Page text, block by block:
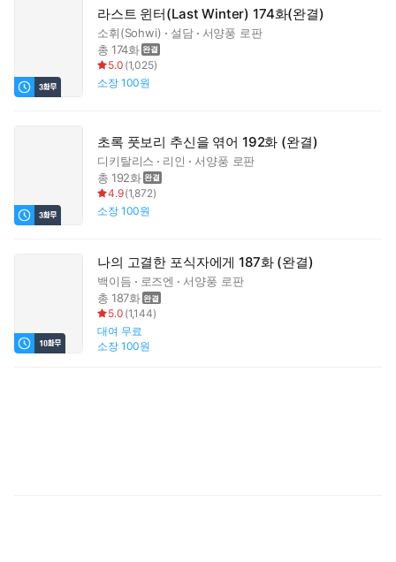
라스트 윈터(Last Winter) 174화(완결)
소휘(Sohwi) 설담
서양풍 로판
총 174화
5.0 (1,025)
소장 100원
초록 풋보리 추신을 엮어 192화 (완결)
디키탈리스 리인
서양풍 로판
총 192화
4.9(1,872)
소장 100원
나의 고결한 포식자에게 187화 (완결)
백이듬 로즈엔
서양풍 로판
총 187화
5.0 (1,144)
대여 무료
소장 100원